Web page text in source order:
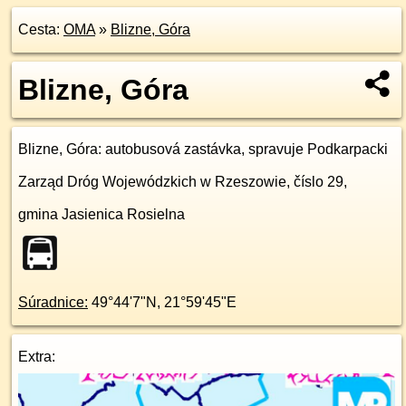
Cesta: OMA» Blizne, Góra
Blizne, Góra
Blizne, Góra: autobusová zastávka, spravuje Podkarpacki
Zarząd Dróg Wojewódzkich w Rzeszowie, číslo 29,
gmina Jasienica Rosielna
Súradnice: 49°44'7"N , 21°59'45"E
Extra: